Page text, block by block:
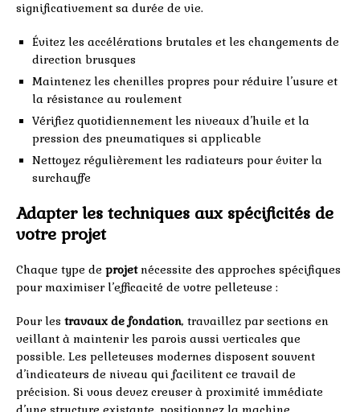
significativement sa durée de vie.
Évitez les accélérations brutales et les changements de
direction brusques
Maintenez les chenilles propres pour réduire l’usure et
la résistance au roulement
Vérifiez quotidiennement les niveaux d’huile et la
pression des pneumatiques si applicable
Nettoyez régulièrement les radiateurs pour éviter la
surchauffe
Adapter les techniques aux spécificités de
votre projet
Chaque type de projetnécessite des approches spécifiques
pour maximiser l’efficacité de votre pelleteuse :
Pour les travaux de fondation, travaillez par sections en
veillant à maintenir les parois aussi verticales que
possible. Les pelleteuses modernes disposent souvent
d’indicateurs de niveau qui facilitent ce travail de
précision. Si vous devez creuser à proximité immédiate